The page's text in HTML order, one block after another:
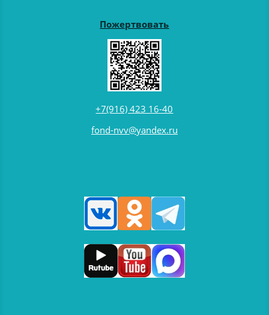
Пожертвовать
+7(916) 423 16-40
fond-nvv@yandex.ru